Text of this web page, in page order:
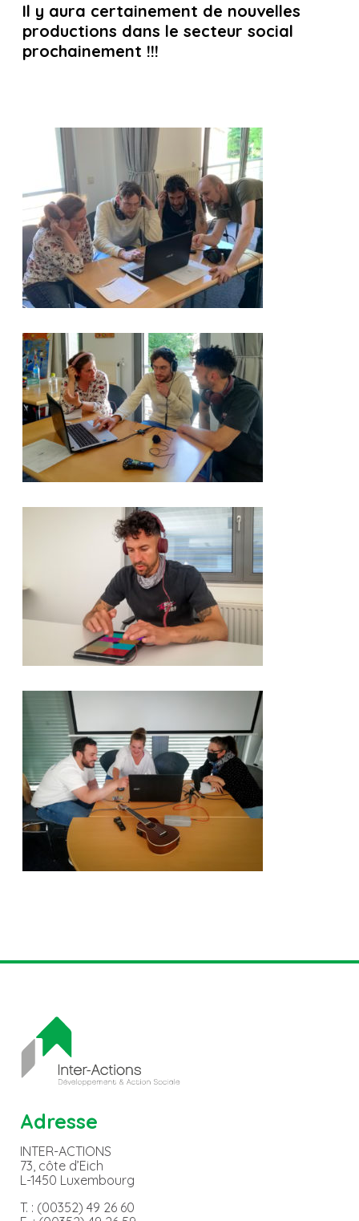
Il y aura certainement de nouvelles
productions dans le secteur social
prochainement !!!
Adresse
INTER-ACTIONS
73, côte d’Eich
L-1450 Luxembourg
T. : (00352) 49 26 60